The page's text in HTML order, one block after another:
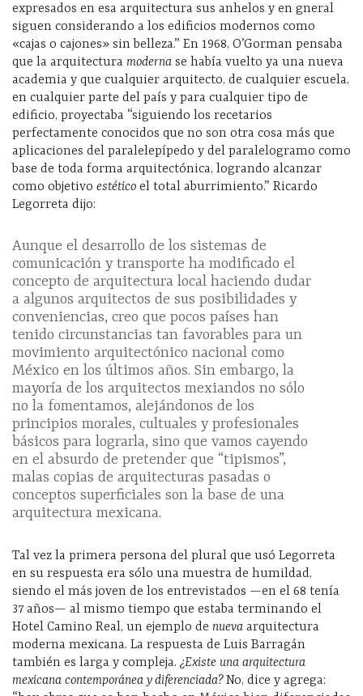
expresados en esa arquitectura sus anhelos y en gneral
siguen considerando a los edificios modernos como
«cajas o cajones» sin belleza.” En 1968, O’Gorman pensaba
que la arquitectura moderna se había vuelto ya una nueva
academia y que cualquier arquitecto, de cualquier escuela,
en cualquier parte del país y para cualquier tipo de
edificio, proyectaba “siguiendo los recetarios
perfectamente conocidos que no son otra cosa más que
aplicaciones del paralelepípedo y del paralelogramo como
base de toda forma arquitectónica, logrando alcanzar
como objetivo estético el total aburrimiento.” Ricardo
Legorreta dijo:
Aunque el desarrollo de los sistemas de
comunicación y transporte ha modificado el
concepto de arquitectura local haciendo dudar
a algunos arquitectos de sus posibilidades y
conveniencias, creo que pocos países han
tenido circunstancias tan favorables para un
movimiento arquitectónico nacional como
México en los últimos años. Sin embargo, la
mayoría de los arquitectos mexiandos no sólo
no la fomentamos, alejándonos de los
principios morales, cultuales y profesionales
básicos para lograrla, sino que vamos cayendo
en el absurdo de pretender que “tipismos”,
malas copias de arquitecturas pasadas o
conceptos superficiales son la base de una
arquitectura mexicana.
Tal vez la primera persona del plural que usó Legorreta
en su respuesta era sólo una muestra de humildad,
siendo el más joven de los entrevistados —en el 68 tenía
37 años— al mismo tiempo que estaba terminando el
Hotel Camino Real, un ejemplo de nueva arquitectura
moderna mexicana. La respuesta de Luis Barragán
también es larga y compleja. ¿Existe una arquitectura
mexicana contemporánea y diferenciada?No, dice y agrega: